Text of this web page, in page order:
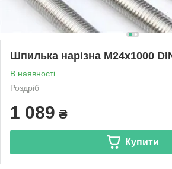
Шпилька нарізна M24x1000
В наявності
Роздріб
1 089 ₴
Купити